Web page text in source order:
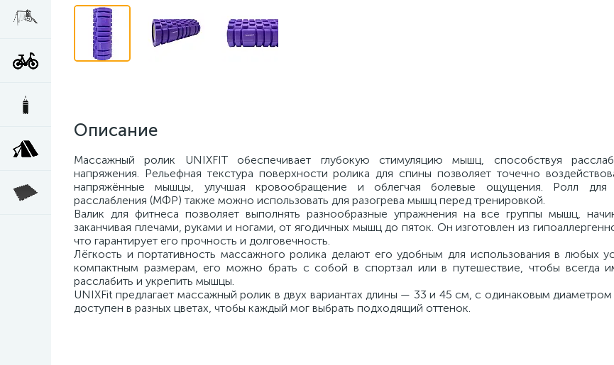
Описание
Массажный ролик UNIXFIT обеспечивает глубокую стимуляцию мышц, способствуя
напряжения. Рельефная текстура поверхности ролика для спины позволяет точечно
напряжённые мышцы, улучшая кровообращение и облегчая болевые ощущения. Ролл для
расслабления (МФР) также можно использовать для разогрева мышц перед тренировкой.
Валик для фитнеса позволяет выполнять разнообразные упражнения на все группы мышц,
заканчивая плечами, руками и ногами, от ягодичных мышц до пяток. Он изготовлен из
что гарантирует его прочность и долговечность.
Лёгкость и портативность массажного ролика делают его удобным для использования в любых
компактным размерам, его можно брать с собой в спортзал или в путешествие, чтобы всегда
расслабить и укрепить мышцы.
UNIXFit предлагает массажный ролик в двух вариантах длины — 33 и 45 см, с одинаковым
доступен в разных цветах, чтобы каждый мог выбрать подходящий оттенок.